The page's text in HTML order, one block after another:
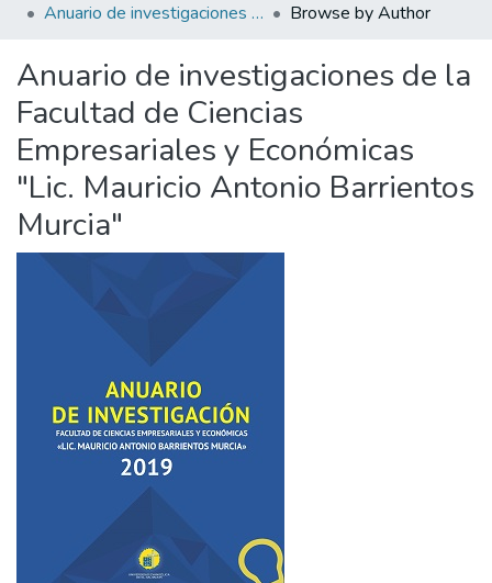
Anuario de investigaciones de la Facultad de Ciencias Empresariales y Económicas "Lic. Mauricio Antonio Barrientos Murcia"
Browse by Author
Anuario de investigaciones de la
Facultad de Ciencias
Empresariales y Económicas
"Lic. Mauricio Antonio Barrientos
Murcia"